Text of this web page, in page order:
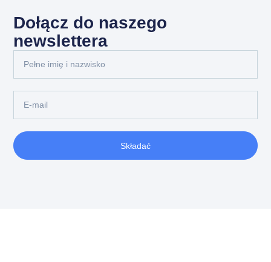
Dołącz do naszego
newslettera
Składać